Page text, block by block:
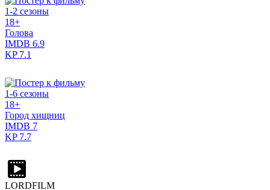
1-2 сезоны
18+
Голова
IMDB 6.9
KP7.1
1-6 сезоны
18+
Город хищниц
IMDB 7
KP7.7
LORDFILM